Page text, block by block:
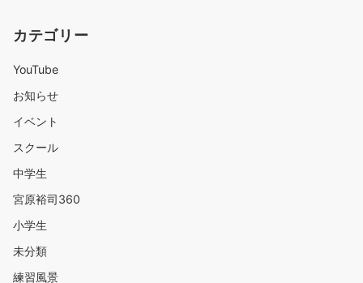
カテゴリー
YouTube
お知らせ
イベント
スクール
中学生
宮原裕司360
小学生
未分類
練習風景